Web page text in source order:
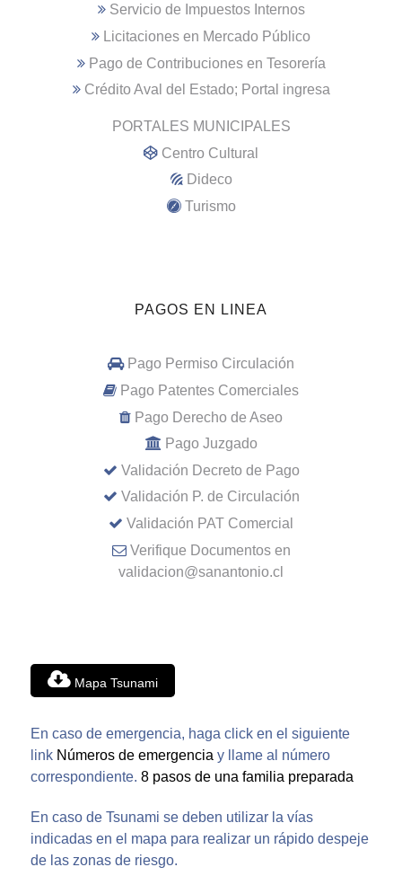
Servicio de Impuestos Internos
Licitaciones en Mercado Público
Pago de Contribuciones en Tesorería
Crédito Aval del Estado; Portal ingresa
PORTALES MUNICIPALES
Centro Cultural
Dideco
Turismo
PAGOS EN LINEA
Pago Permiso Circulación
Pago Patentes Comerciales
Pago Derecho de Aseo
Pago Juzgado
Validación Decreto de Pago
Validación P. de Circulación
Validación PAT Comercial
Verifique Documentos en
validacion@sanantonio.cl
Mapa Tsunami
En caso de emergencia, haga click en el siguiente
link Números de emergencia y llame al número
correspondiente. 8 pasos de una familia preparada
En caso de Tsunami se deben utilizar la vías
indicadas en el mapa para realizar un rápido despeje
de las zonas de riesgo.